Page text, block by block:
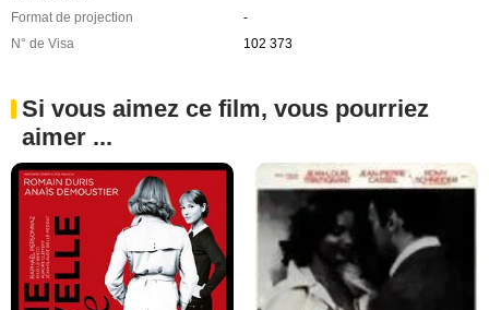
Format de projection
-
N° de Visa
102 373
Si vous aimez ce film, vous pourriez
aimer ...